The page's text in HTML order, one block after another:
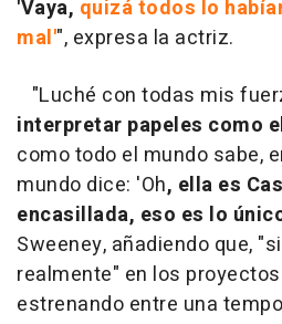
'Vaya, quizá todos lo
mal'", expresa la actriz.
"Luché con todas mis
interpretar papeles como
como todo el mundo sabe,
mundo dice: 'Oh, ella es
encasillada, eso es lo
Sweeney, añadiendo que,
realmente" en los
estrenando entre una